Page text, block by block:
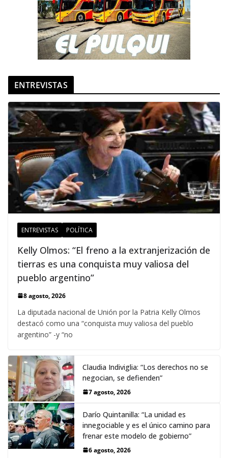
ENTREVISTAS
ENTREVISTAS POLÍTICA
Kelly Olmos: “El freno a la extranjerización de
tierras es una conquista muy valiosa del
pueblo argentino”
8 agosto, 2026
La diputada nacional de Unión por la Patria Kelly Olmos
destacó como una “conquista muy valiosa del pueblo
argentino” -y “no
Claudia Indiviglia: “Los derechos no se
negocian, se defienden”
7 agosto, 2026
Darío Quintanilla: “La unidad es
innegociable y es el único camino para
frenar este modelo de gobierno”
6 agosto, 2026